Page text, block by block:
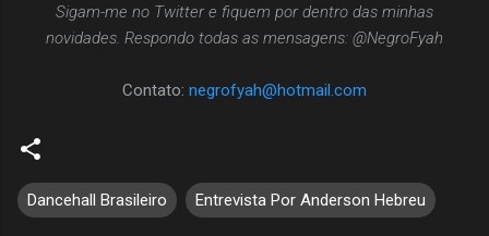
Sigam-me no Twitter e fiquem por dentro das minhas
novidades. Respondo todas as mensagens: @NegroFyah
Contato: negrofyah@hotmail.com
Dancehall Brasileiro Entrevista Por Anderson Hebreu